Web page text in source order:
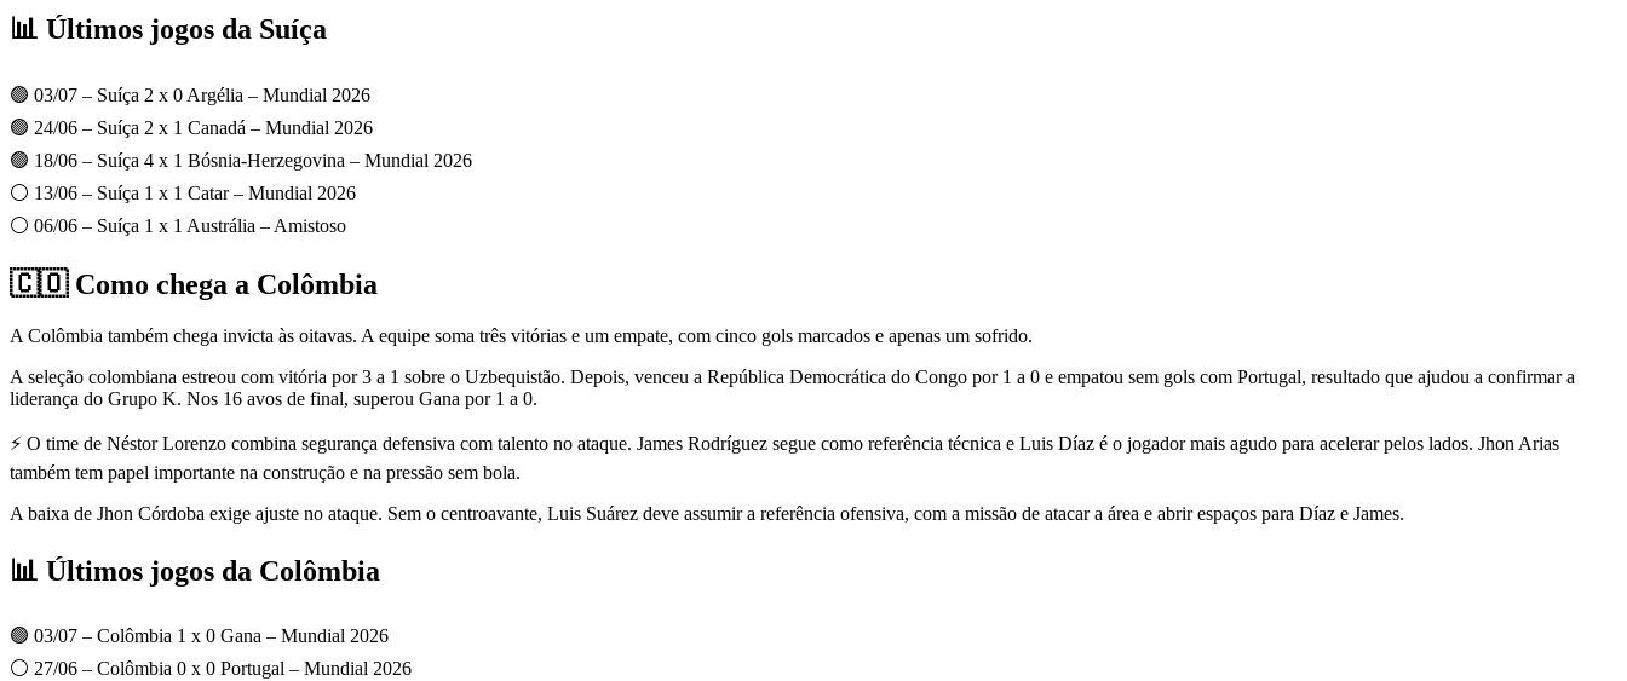
📊 Últimos jogos da Suíça
🟢 03/07 – Suíça 2 x 0 Argélia – Mundial 2026
🟢 24/06 – Suíça 2 x 1 Canadá – Mundial 2026
🟢 18/06 – Suíça 4 x 1 Bósnia-Herzegovina – Mundial 2026
⚪ 13/06 – Suíça 1 x 1 Catar – Mundial 2026
⚪ 06/06 – Suíça 1 x 1 Austrália – Amistoso
🇨🇴 Como chega a Colômbia
A Colômbia também chega invicta às oitavas. A equipe soma três vitórias e um empate, com cinco gols marcados e apenas um sofrido.
A seleção colombiana estreou com vitória por 3 a 1 sobre o Uzbequistão. Depois, venceu a República Democrática do Congo por 1 a 0 e empatou sem gols com Portugal, resultado que ajudou a confirmar a
liderança do Grupo K. Nos 16 avos de final, superou Gana por 1 a 0.
⚡ O time de Néstor Lorenzo combina segurança defensiva com talento no ataque. James Rodríguez segue como referência técnica e Luis Díaz é o jogador mais agudo para acelerar pelos lados. Jhon Arias
também tem papel importante na construção e na pressão sem bola.
A baixa de Jhon Córdoba exige ajuste no ataque. Sem o centroavante, Luis Suárez deve assumir a referência ofensiva, com a missão de atacar a área e abrir espaços para Díaz e James.
📊 Últimos jogos da Colômbia
🟢 03/07 – Colômbia 1 x 0 Gana – Mundial 2026
⚪ 27/06 – Colômbia 0 x 0 Portugal – Mundial 2026